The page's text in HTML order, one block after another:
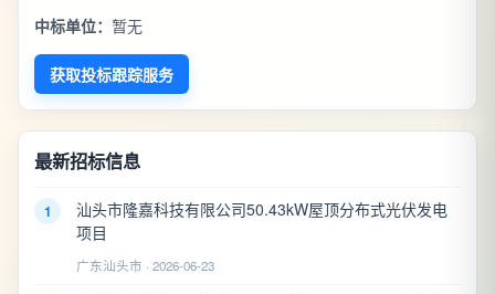
中标单位： 暂无
获取投标跟踪服务
最新招标信息
1
汕头市隆嘉科技有限公司50.43kW屋顶分布式光伏发电
项目
广东汕头市 · 2026-06-23